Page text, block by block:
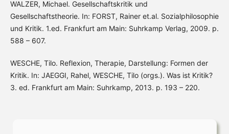
WALZER, Michael. Gesellschaftskritik und
Gesellschaftstheorie. In: FORST, Rainer et.al. Sozialphilosophie
und Kritik. 1.ed. Frankfurt am Main: Suhrkamp Verlag, 2009. p.
588 – 607.
WESCHE, Tilo. Reflexion, Therapie, Darstellung: Formen der
Kritik. In: JAEGGI, Rahel, WESCHE, Tilo (orgs.). Was ist Kritik?
3. ed. Frankfurt am Main: Suhrkamp, 2013. p. 193 – 220.